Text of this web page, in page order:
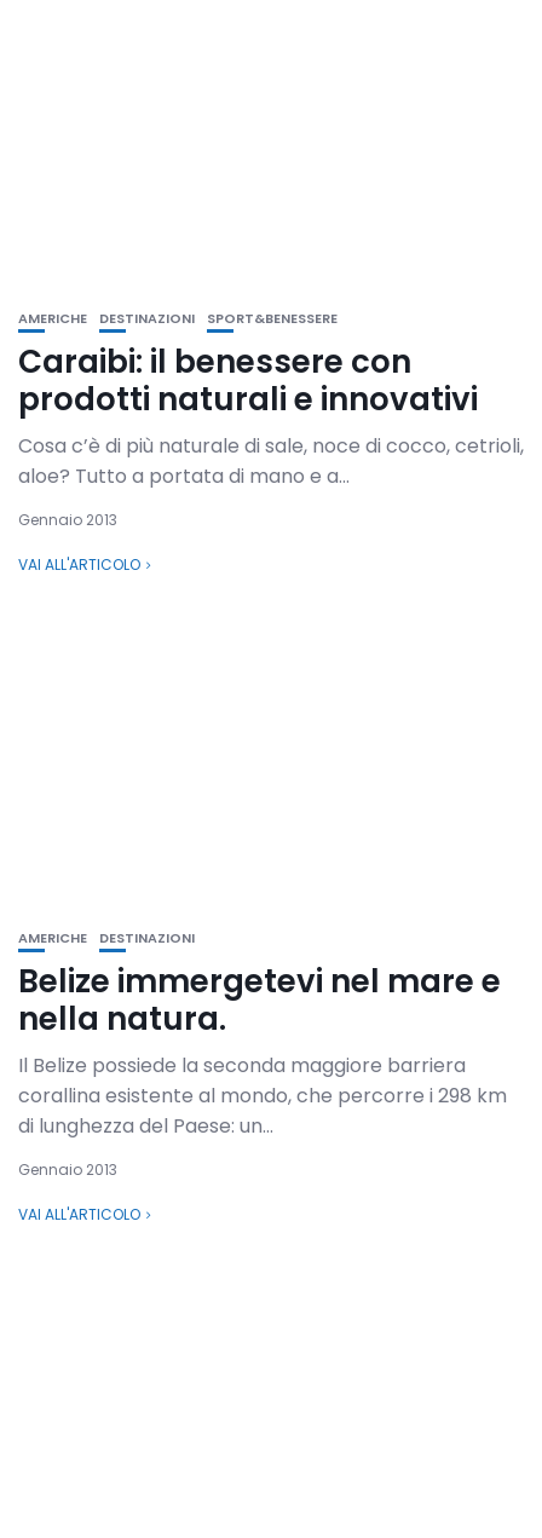
AMERICHE DESTINAZIONI SPORT&BENESSERE
Caraibi: il benessere con
prodotti naturali e innovativi
Cosa c’è di più naturale di sale, noce di cocco, cetrioli,
aloe? Tutto a portata di mano e a...
Gennaio 2013
VAI ALL'ARTICOLO
AMERICHE DESTINAZIONI
Belize immergetevi nel mare e
nella natura.
Il Belize possiede la seconda maggiore barriera
corallina esistente al mondo, che percorre i 298 km
di lunghezza del Paese: un...
Gennaio 2013
VAI ALL'ARTICOLO